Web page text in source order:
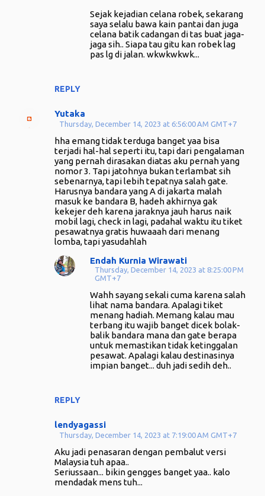
REPLY
Sejak kejadian celana robek, sekarang
saya selalu bawa kain pantai dan juga
celana batik cadangan di tas buat jaga-
jaga sih.. Siapa tau gitu kan robek lag
pas lg di jalan. wkwkwkwk...
Yutaka
Thursday, December 14, 2023 at 6:56:00 AM GMT+7
hha emang tidak terduga banget yaa bisa
terjadi hal-hal seperti itu, tapi dari pengalaman
yang pernah dirasakan diatas aku pernah yang
nomor 3. Tapi jatohnya bukan terlambat sih
sebenarnya, tapi lebih tepatnya salah gate.
Harusnya bandara yang A di jakarta malah
masuk ke bandara B, hadeh akhirnya gak
kekejer deh karena jaraknya jauh harus naik
mobil lagi, check in lagi, padahal waktu itu tiket
pesawatnya gratis huwaaah dari menang
lomba, tapi yasudahlah
REPLY
Endah Kurnia Wirawati
Thursday, December 14, 2023 at 8:25:00 PM
GMT+7
Wahh sayang sekali cuma karena salah
lihat nama bandara. Apalagi tiket
menang hadiah. Memang kalau mau
terbang itu wajib banget dicek bolak-
balik bandara mana dan gate berapa
untuk memastikan tidak ketinggalan
pesawat. Apalagi kalau destinasinya
impian banget... duh jadi sedih deh..
lendyagassi
Thursday, December 14, 2023 at 7:19:00 AM GMT+7
Aku jadi penasaran dengan pembalut versi
Malaysia tuh apaa..
Seriussaan... bikin gengges banget yaa.. kalo
mendadak mens tuh...